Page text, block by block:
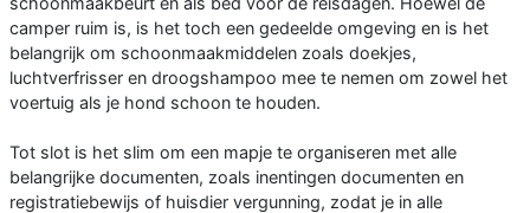
camper ruim is, is het toch een gedeelde omgeving en is het
belangrijk om schoonmaakmiddelen zoals doekjes,
luchtverfrisser en droogshampoo mee te nemen om zowel het
voertuig als je hond schoon te houden.
Tot slot is het slim om een mapje te organiseren met alle
belangrijke documenten, zoals inentingen documenten en
registratiebewijs of huisdier vergunning, zodat je in alle